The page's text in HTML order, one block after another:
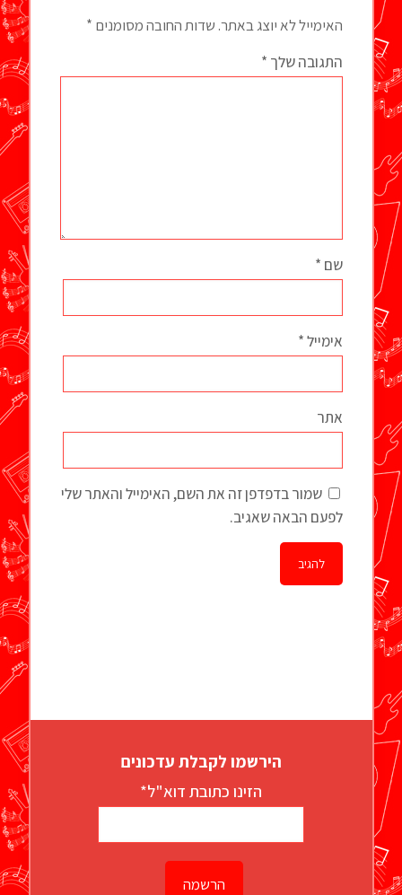
האימייל לא יוצג באתר. שדות החובה מסומנים *
התגובה שלך *
שם *
אימייל*
אתר
שמור בדפדפן זה את השם, האימייל והאתר שלי
לפעם הבאה שאגיב.
הירשמו לקבלת עדכונים
הזינו כתובת דוא"ל*